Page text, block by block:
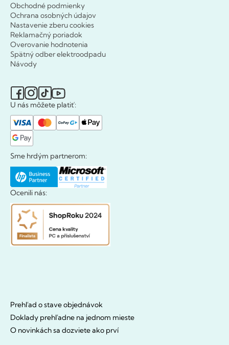
Obchodné podmienky
Ochrana osobných údajov
Nastavenie zberu cookies
Reklamačný poriadok
Overovanie hodnotenia
Spätný odber elektroodpadu
Návody
U nás môžete platiť:
Sme hrdým partnerom:
Ocenili nás:
Prehľad o stave objednávok
Doklady prehľadne na jednom mieste
O novinkách sa dozviete ako prví